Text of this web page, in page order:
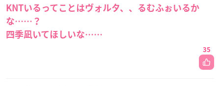
KNTいるってことはヴォルタ、、るむふぉいるか
な……？
四季凪いてほしいな……
35